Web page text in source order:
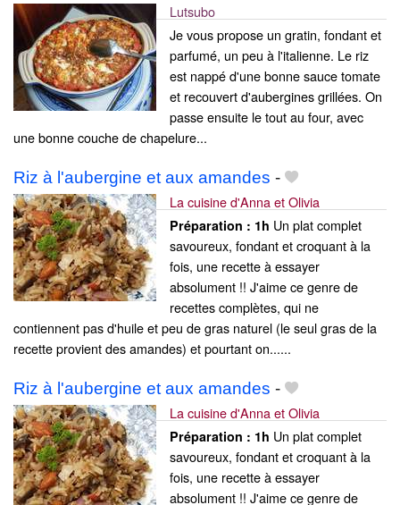
Lutsubo
Je vous propose un gratin, fondant et
parfumé, un peu à l'italienne. Le riz
est nappé d'une bonne sauce tomate
et recouvert d'aubergines grillées. On
passe ensuite le tout au four, avec
une bonne couche de chapelure...
Riz à l'aubergine et aux amandes -
La cuisine d'Anna et Olivia
Préparation : 1h Un plat complet
savoureux, fondant et croquant à la
fois, une recette à essayer
absolument !! J'aime ce genre de
recettes complètes, qui ne
contiennent pas d'huile et peu de gras naturel (le seul gras de la
recette provient des amandes) et pourtant on......
Riz à l'aubergine et aux amandes -
La cuisine d'Anna et Olivia
Préparation : 1h Un plat complet
savoureux, fondant et croquant à la
fois, une recette à essayer
absolument !! J'aime ce genre de